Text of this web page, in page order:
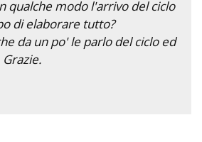
qualche modo l'arrivo del ciclo
di elaborare tutto?
da un po' le parlo del ciclo ed